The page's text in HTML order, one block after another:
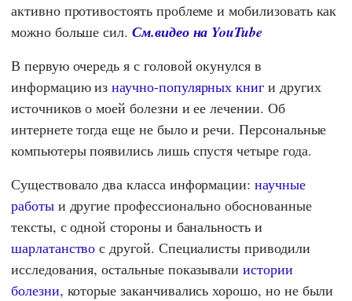
активно противостоять проблеме и мобилизовать как
можно больше сил.См.видео на YouTube
В первую очередь я с головой окунулся в
информацию изнаучно-популярных книг и других
источников о моей болезни и ее лечении. Об
интернете тогда еще не было и речи. Персональные
компьютеры появились лишь спустя четыре года.
Существовало два класса информации:научные
работыи другие профессионально обоснованные
тексты, с одной стороны и банальность и
шарлатанство с другой. Специалисты приводили
исследования, остальные показывалиистории
болезни, которые заканчивались хорошо, но не были